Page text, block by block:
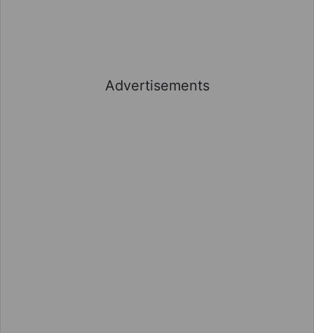
Advertisements